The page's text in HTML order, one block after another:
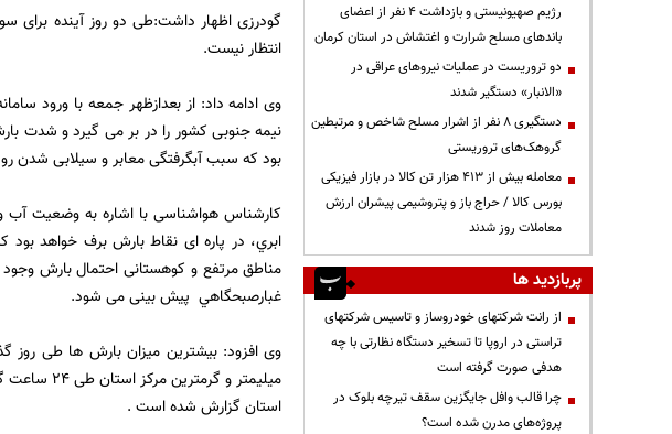
گودرزی اظهار داشت:طی دو روز آینده برای
انتظار نیست.
وی ادامه داد: از بعدازظهر جمعه با ورود
نیمه جنوبی کشور را در بر می گیرد و شدت
بود که سبب آبگرفتگی معابر و سیلابی شدن
کارشناس هواشناسی با اشاره به وضعیت آب
ابري، در پاره ای نقاط بارش برف خواهد
مناطق مرتفع و کوهستانی احتمال بارش وجود
غبارصبحگاهي پیش بینی می شود.
استان گزارش شده است .
رژیم صهیونیستی و بازداشت ۴ نفر از اعضای
باندهای مسلح شرارت و اغتشاش در استان کرمان
دو تروریست در عملیات نیروهای عراقی در
«الانبار» دستگیر شدند
دستگیری ۸ نفر از اشرار مسلح شاخص و مرتبطین
گروهک‌های تروریستی
معامله بیش از ۴۱۳ هزار تن کالا در بازار فیزیکی
بورس کالا / حراج باز و پتروشیمی پیشران ارزش
معاملات روز شدند
پربازدید ها
از رانت‌ شرکتهای خودروساز و تاسیس شرکتهای
تراستی در اروپا تا تسخیر دستگاه نظارتی با چه
هدفی صورت گرفته است
چرا قالب وافل جایگزین سقف تیرچه بلوک در
پروژه‌های مدرن شده است؟